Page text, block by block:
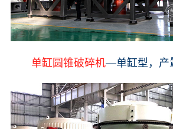
单缸圆锥破碎机—单缸型，产